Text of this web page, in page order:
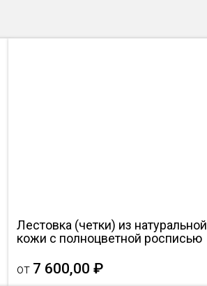
Лестовка (четки) из натуральной
кожи с полноцветной росписью
от 7 600,00 ₽